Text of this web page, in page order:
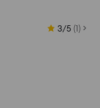
3/5 (1)